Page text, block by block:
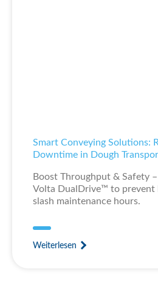
Smart Conveying Solutions:
Downtime in Dough
Boost Throughput & Safety
Volta DualDrive™ to prevent
slash maintenance hours.
Weiterlesen